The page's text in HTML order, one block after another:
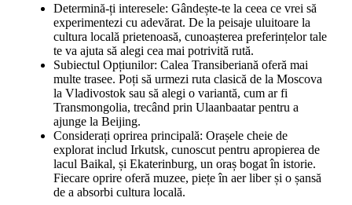
Determină-ți interesele: Gândește-te la ceea ce vrei să
experimentezi cu adevărat. De la peisaje uluitoare la
cultura locală prietenoasă, cunoașterea preferințelor tale
te va ajuta să alegi cea mai potrivită rută.
Subiectul Opțiunilor: Calea Transiberiană oferă mai
multe trasee. Poți să urmezi ruta clasică de la Moscova
la Vladivostok sau să alegi o variantă, cum ar fi
Transmongolia, trecând prin Ulaanbaatar pentru a
ajunge la Beijing.
Considerați oprirea principală: Orașele cheie de
explorat includ Irkutsk, cunoscut pentru apropierea de
lacul Baikal, și Ekaterinburg, un oraș bogat în istorie.
Fiecare oprire oferă muzee, piețe în aer liber și o șansă
de a absorbi cultura locală.